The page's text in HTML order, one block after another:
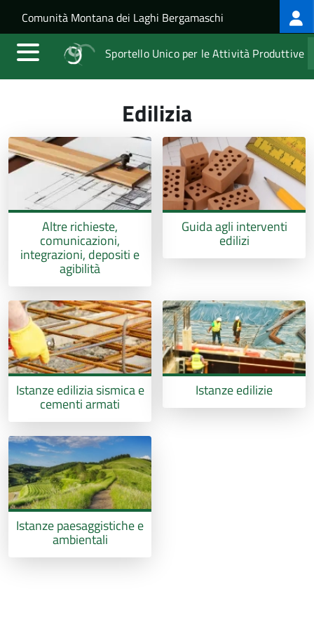
Salta al contenuto principale
Skip to site navigation
Comunità Montana dei Laghi Bergamaschi
Sportello Unico per le Attività Produttive
Edilizia
Altre richieste,
comunicazioni,
integrazioni, depositi e
agibilità
Guida agli interventi
edilizi
Istanze edilizia sismica e
cementi armati
Istanze edilizie
Istanze paesaggistiche e
ambientali